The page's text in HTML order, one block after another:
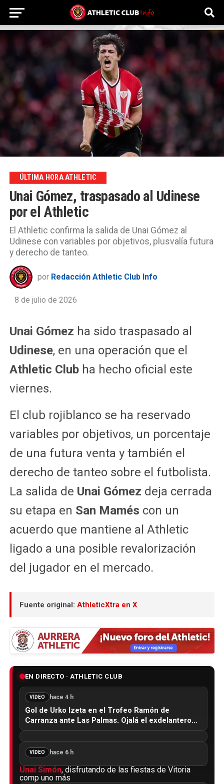
ÚLTIMA HORA ATHLETIC
Unai Gómez, traspasado al Udinese
por el Athletic
El Athletic confirma la salida de Unai Gómez al
Udinese con variables por objetivos, plusvalía futura
y derecho de tanteo.
por Redacción Athletic Club Info
8 de julio de 2026
Unai Gómez ha sido traspasado al
Udinese, en una operación que el
Athletic Clubha hecho oficial este
viernes.
El club rojiblanco se ha reservado
variables por objetivos, un porcentaje
de una futura venta y también el
derecho de tanteo sobre el futbolista.
La salida de Unai Gómez deja cerrada
su etapa en San Mamés con un
acuerdo que mantiene al Athletic
ligado a una posible revalorización
del jugador en el mercado.
Fuente original: AthleticXtra en X
EN DIRECTO · ATHLETIC CLUB
VÍDEO hace 4 h
Gol de Urko Izeta en el Trofeo Ramón de
Carranza ante Las Palmas. Ojalá el exdelantero…
VÍDEO hace 6 h
Unai Simón, disfrutando de las fiestas de Vitoria
comp uno más